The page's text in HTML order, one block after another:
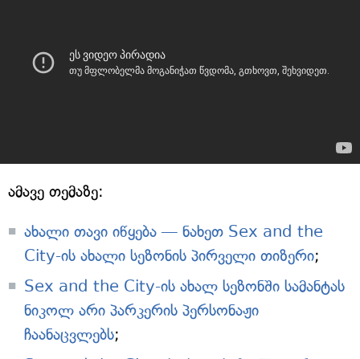
ამავე თემაზე:
ახალი თავი იწყება — ნახეთ Sex and the
City-ის ახალი სეზონის პირველი თიზერი;
Sex and the City-ის ახალ სეზონში სამანტას
ნიკოლ არი პარკერის პერსონაჟი
ჩაანაცვლებს;